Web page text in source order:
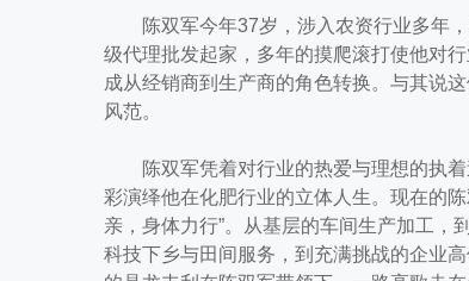
陈双军今年37岁，涉入农资行业多年，
级代理批发起家，多年的摸爬滚打使他对
成从经销商到生产商的角色转换。与其说
风范。
陈双军凭着对行业的热爱与理想的执着
彩演绎他在化肥行业的立体人生。现在的
亲，身体力行”。从基层的车间生产加工，
科技下乡与田间服务，到充满挑战的企业